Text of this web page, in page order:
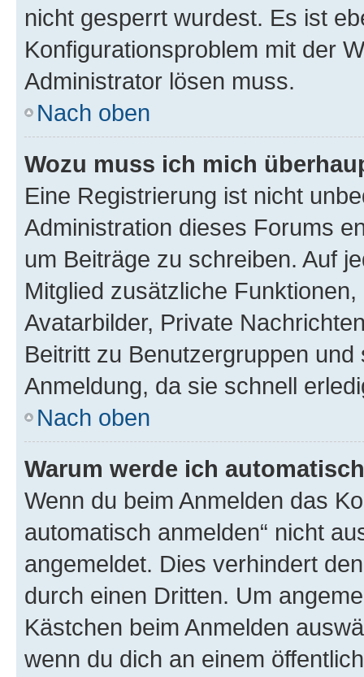
nicht gesperrt wurdest. Es ist
Konfigurationsproblem mit der
Administrator lösen muss.
Nach oben
Wozu muss ich mich
Eine Registrierung ist nicht
Administration dieses Forums
um Beiträge zu schreiben. Auf
Mitglied zusätzliche
Avatarbilder, Private
Beitritt zu Benutzergruppen
Anmeldung, da sie schnell
Nach oben
Warum werde ich
Wenn du beim Anmelden das
automatisch anmelden“ nicht
angemeldet. Dies verhindert
durch einen Dritten. Um
Kästchen beim Anmelden
wenn du dich an einem